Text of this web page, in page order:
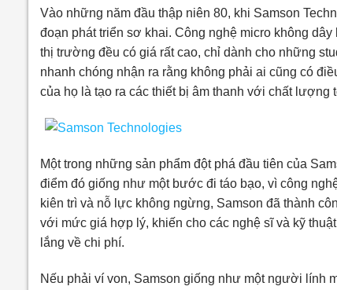
Vào những năm đầu thập niên 80, khi Samson
đoạn phát triển sơ khai. Công nghệ micro không
thị trường đều có giá rất cao, chỉ dành cho những
nhanh chóng nhận ra rằng không phải ai cũng có
của họ là tạo ra các thiết bị âm thanh với chất lượng
Một trong những sản phẩm đột phá đầu tiên của
điểm đó giống như một bước đi táo bạo, vì công
kiên trì và nỗ lực không ngừng, Samson đã thành
với mức giá hợp lý, khiến cho các nghệ sĩ và kỹ
lắng về chi phí.
Nếu phải ví von, Samson giống như một người lính